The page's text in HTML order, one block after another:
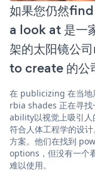
如果您仍然
a look at 是一
架的太阳镜公
to create 的公
在 publicizing 在当地
rbia shades 正在寻
ability以视觉上吸引人
符合人体工程学的设
方案。他们在找到
options，但没有一个
难以使用。